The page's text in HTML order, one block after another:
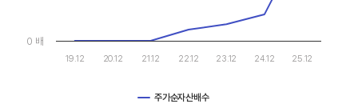
주가순자산배수
19.12 20.12 21.12 22.12 23.12 24.12 25.12
0 배